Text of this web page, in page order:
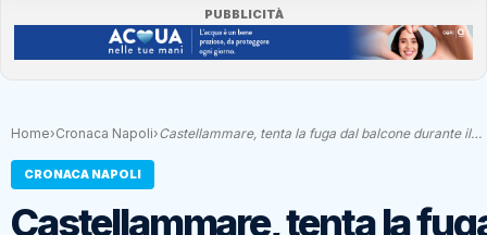
PUBBLICITÀ
Home›Cronaca Napoli›Castellammare, tenta la fuga dal balcone durante il…
CRONACA NAPOLI
Castellammare, tenta la